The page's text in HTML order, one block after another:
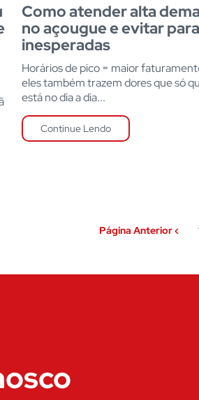
Como atender alta
no açougue e evitar
inesperadas
Horários de pico = maior
eles também trazem dores que só
está no dia a dia...
Continue Lendo
Página Anterior ‹